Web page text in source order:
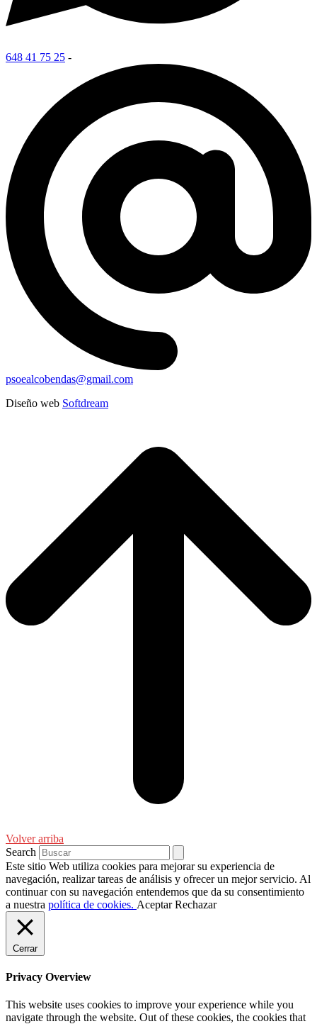
648 41 75 25 -
psoealcobendas@gmail.com
Diseño web Softdream
Volver arriba
Search
Este sitio Web utiliza cookies para mejorar su experiencia de
navegación, realizar tareas de análisis y ofrecer un mejor servicio. Al
continuar con su navegación entendemos que da su consentimiento
a nuestra política de cookies. Aceptar Rechazar
Cerrar
Privacy Overview
This website uses cookies to improve your experience while you
navigate through the website. Out of these cookies, the cookies that